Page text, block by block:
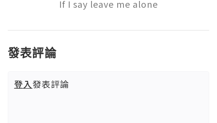
If I say leave me alone
發表評論
登入發表評論